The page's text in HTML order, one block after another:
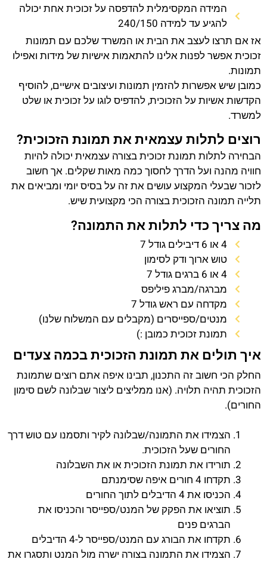
המידה המקסימלית להדפסה על זכוכית אחת יכולה
להגיע עד למידה 240/150
אז אם תרצו לעצב את הבית או המשרד שלכם עם תמונות
זכוכית אפשר לפנות אלינו להתאמות אישיות של מידות ואפילו
תמונות.
כמובן שיש אפשרות להזמין תמונות ועיצובים אישיים, להוסיף
הקדשות אשיות על הזכוכית, להדפיס לוגו על זכוכית או שלט
למשרד.
רוצים לתלות עצמאית את תמונת הזכוכית?
הבחירה לתלות תמונת זכוכית בצורה עצמאית יכולה להיות
חוויה מהנה ועל הדרך לחסוך כמה מאות שקלים. אך חשוב
לזכור שבעלי המקצוע עושים את זה על בסיס יומי ומביאים את
תלייה תמונה הזכוכית בצורה הכי מקצועית שיש.
מה צריך כדי לתלות את התמונה?
4 או 6 דיבילים גודל 7
טוש ארוך ודק לסימון
4 או 6 ברגים גודל 7
מברגה/מברג פיליפס
מקדחה עם ראש גודל 7
מנטים/ספייסרים (מקבלים עם המשלוח שלנו)
תמונת זכוכית כמובן :)
איך תולים את תמונת הזכוכית בכמה צעדים
החלק הכי חשוב זה התכנון, תבינו איפה אתם רוצים שתמונת
הזכוכית תהיה תלויה. (אנו ממליצים ליצור שבלונה לשם סימון
החורים).
הצמידו את התמונה/שבלונה לקיר ותסמנו עם טוש דרך
החורים שעל הזכוכית.
תורידו את תמונת הזכוכית או את השבלונה
תקדחו 4 חורים איפה שסימנתם
הכניסו את 4 הדיבלים לתוך החורים
תוציאו את הפקק של המנט/ספייסר והכניסו את
הברגים פנים
תקדחו את הבורג עם המנט/ספייסר ל-4 הדיבלים
הצמידו את התמונה בצורה ישרה מול המנט ותסגרו את